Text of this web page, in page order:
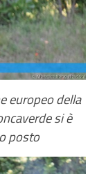
europeo della
si è
posto